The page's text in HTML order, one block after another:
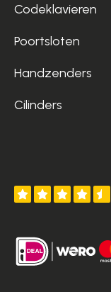
Codeklavieren
Poortsloten
Handzenders
Cilinders